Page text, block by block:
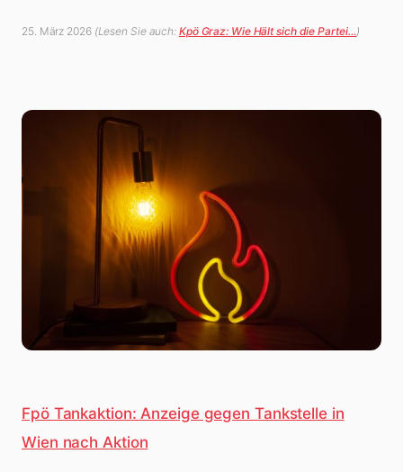
25. März 2026 (Lesen Sie auch: Kpö Graz: Wie Hält sich die Partei…)
Fpö Tankaktion: Anzeige gegen Tankstelle in
Wien nach Aktion